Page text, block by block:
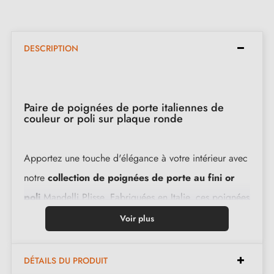
DESCRIPTION
Paire de poignées de porte italiennes de
couleur or poli sur plaque ronde
Apportez une touche d'élégance à votre intérieur avec
notre collection de poignées de porte au fini or
poli Mandelli Plisse. Fabriquées en Italie, ces poignées
de porte haut de gamme en laiton assurent
vous pouvez avoir l’esprit tranquille sur le long terme.
Voir plus
DÉTAILS DU PRODUIT